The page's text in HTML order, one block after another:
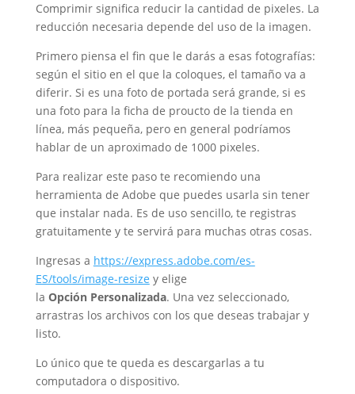
Comprimir significa reducir la cantidad de pixeles. La
reducción necesaria depende del uso de la imagen.
Primero piensa el fin que le darás a esas fotografías:
según el sitio en el que la coloques, el tamaño va a
diferir. Si es una foto de portada será grande, si es
una foto para la ficha de proucto de la tienda en
línea, más pequeña, pero en general podríamos
hablar de un aproximado de 1000 pixeles.
Para realizar este paso te recomiendo una
herramienta de Adobe que puedes usarla sin tener
que instalar nada. Es de uso sencillo, te registras
gratuitamente y te servirá para muchas otras cosas.
Ingresas a https://express.adobe.com/es-
ES/tools/image-resize y elige
la Opción Personalizada. Una vez seleccionado,
arrastras los archivos con los que deseas trabajar y
listo.
Lo único que te queda es descargarlas a tu
computadora o dispositivo.